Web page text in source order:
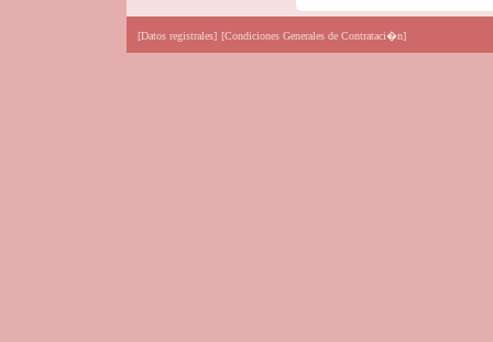
[Datos registrales] [Condiciones Generales de Contrataci�n]